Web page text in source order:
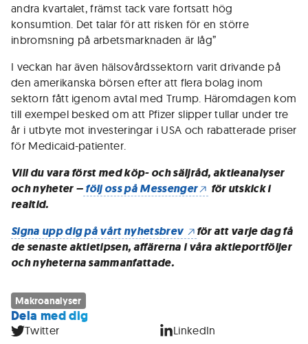
andra kvartalet, främst tack vare fortsatt hög
konsumtion. Det talar för att risken för en större
inbromsning på arbetsmarknaden är låg”
I veckan har även hälsovårdssektorn varit drivande på
den amerikanska börsen efter att flera bolag inom
sektorn fått igenom avtal med Trump. Häromdagen kom
till exempel besked om att Pfizer slipper tullar under tre
år i utbyte mot investeringar i USA och rabatterade priser
för Medicaid-patienter.
Vill du vara först med köp- och säljråd, aktieanalyser
och nyheter –följ oss på Messenger
för utskick i
realtid.
Signa upp dig på vårt nyhetsbrev
för att varje dag få
de senaste aktietipsen, affärerna i våra aktieportföljer
och nyheterna sammanfattade.
Makroanalyser
Dela med dig
Twitter LinkedIn